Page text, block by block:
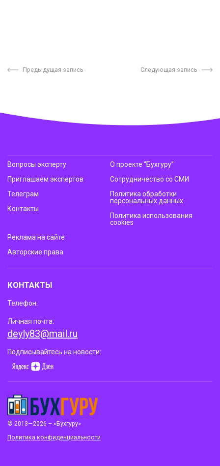
Предыдущая запись Следующая запись
© 2013—2026 – «Бухгуру»
Политика конфиденциальности
Вопросы эксперту
Приглашаем экспертов
Телеграм
Контакты
О проекте “Бухгуру”
Сотрудничество со СМИ
Политика обработки
персональных данных
Политика использования
cookies
Реклама на сайте
Авторские права
КОНТАКТЫ
Телефон:
Личная почта:
deyly83@mail.ru
Подписывайтесь на новости: